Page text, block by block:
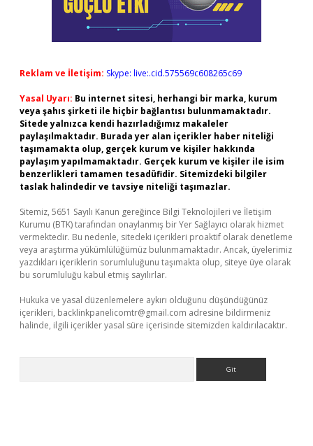
Reklam ve İletişim: Skype: live:.cid.575569c608265c69
Yasal Uyarı: Bu internet sitesi, herhangi bir marka, kurum
veya şahıs şirketi ile hiçbir bağlantısı bulunmamaktadır.
Sitede yalnızca kendi hazırladığımız makaleler
paylaşılmaktadır. Burada yer alan içerikler haber niteliği
taşımamakta olup, gerçek kurum ve kişiler hakkında
paylaşım yapılmamaktadır. Gerçek kurum ve kişiler ile isim
benzerlikleri tamamen tesadüfidir. Sitemizdeki bilgiler
taslak halindedir ve tavsiye niteliği taşımazlar.
Sitemiz, 5651 Sayılı Kanun gereğince Bilgi Teknolojileri ve İletişim
Kurumu (BTK) tarafından onaylanmış bir Yer Sağlayıcı olarak hizmet
vermektedir. Bu nedenle, sitedeki içerikleri proaktif olarak denetleme
veya araştırma yükümlülüğümüz bulunmamaktadır. Ancak, üyelerimiz
yazdıkları içeriklerin sorumluluğunu taşımakta olup, siteye üye olarak
bu sorumluluğu kabul etmiş sayılırlar.
Hukuka ve yasal düzenlemelere aykırı olduğunu düşündüğünüz
içerikleri, backlinkpanelicomtr@gmail.com adresine bildirmeniz
halinde, ilgili içerikler yasal süre içerisinde sitemizden kaldırılacaktır.